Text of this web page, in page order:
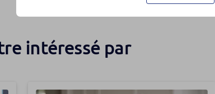
intéressé par